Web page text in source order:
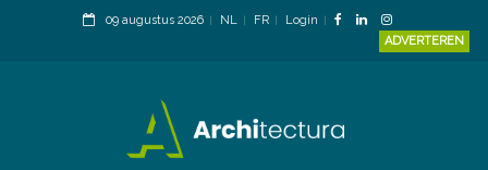
09 augustus 2026 NL FR
Login
ADVERTEREN